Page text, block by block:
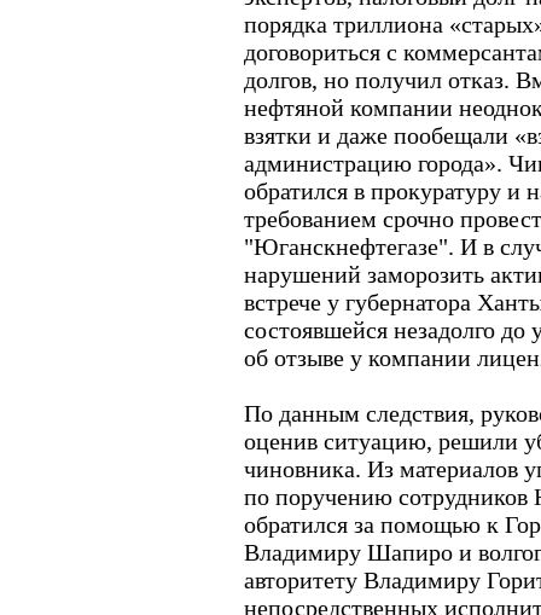
порядка триллиона
договориться с
долгов, но получил отказ.
нефтяной компании
взятки и даже пообещали
администрацию города».
обратился в прокуратуру и
требованием срочно
"Юганскнефтегазе". И в
нарушений заморозить
встрече у губернатора
состоявшейся незадолго до
об отзыве у компании
По данным следствия,
оценив ситуацию, решили
чиновника. Из материалов
по поручению
обратился за помощью к
Владимиру Шапиро и
авторитету Владимиру
непосредственных